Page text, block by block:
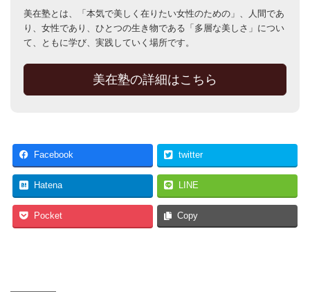
美在塾とは、「本気で美しく在りたい女性のための」、人間であ
り、女性であり、ひとつの生き物である「多層な美しさ」につい
て、ともに学び、実践していく場所です。
美在塾の詳細はこちら
Facebook twitter
Hatena LINE
Pocket Copy